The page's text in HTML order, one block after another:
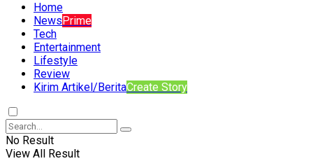
Home
NewsPrime
Tech
Entertainment
Lifestyle
Review
Kirim Artikel/BeritaCreate Story
No Result
View All Result